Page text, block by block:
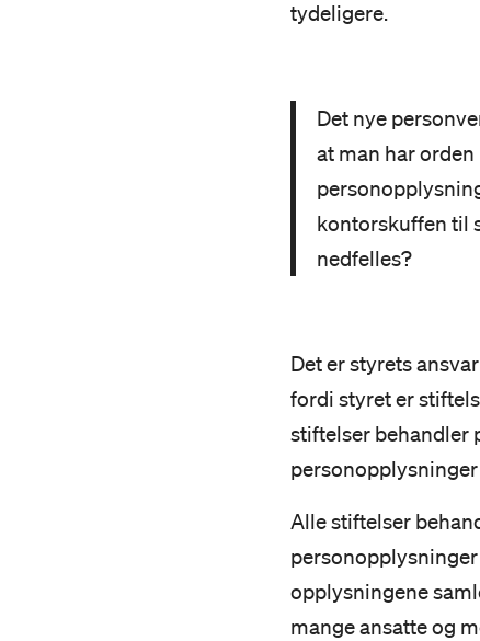
tydeligere.
Det nye
at man har
kontorskuffen til
nedfelles?
Det er styrets
fordi styret er
stiftelser behandler
Alle stiftelser
opplysningene
mange ansatte og